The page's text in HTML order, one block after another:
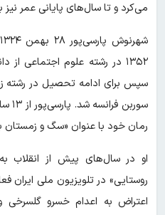
می‌کرد و تا سال‌های پایانی عمر
۱۳۵۲ در رشته علوم اجتماعی
سپس برای ادامه تحصیل در رشته
رمان خود با عنوان «سگ و زمستان بلند» را در
او در سال‌های پیش از انقلاب به
اعتراض به اعدام خسرو گلسرخی